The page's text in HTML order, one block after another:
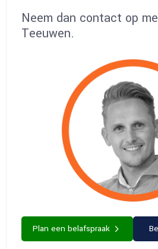
Neem dan contact op
Teeuwen.
Plan een belafspraak